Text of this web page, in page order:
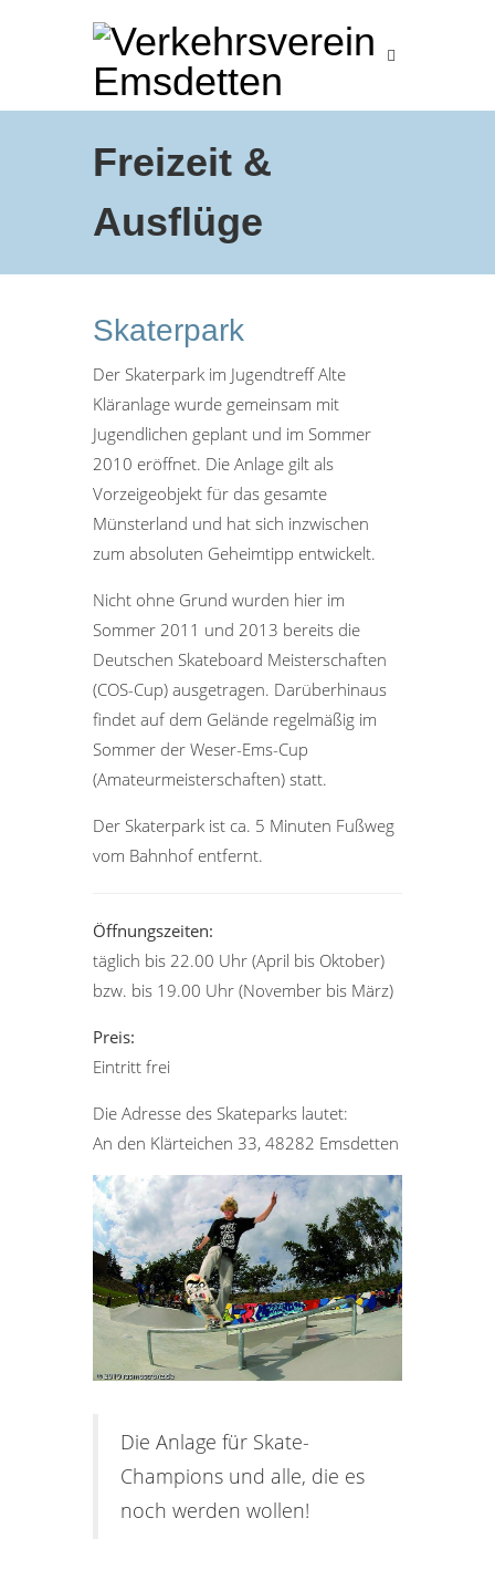
Freizeit &
Ausflüge
Skaterpark
Der Skaterpark im Jugendtreff Alte
Kläranlage wurde gemeinsam mit
Jugendlichen geplant und im Sommer
2010 eröffnet. Die Anlage gilt als
Vorzeigeobjekt für das gesamte
Münsterland und hat sich inzwischen
zum absoluten Geheimtipp entwickelt.
Nicht ohne Grund wurden hier im
Sommer 2011 und 2013 bereits die
Deutschen Skateboard Meisterschaften
(COS-Cup) ausgetragen. Darüberhinaus
findet auf dem Gelände regelmäßig im
Sommer der Weser-Ems-Cup
(Amateurmeisterschaften) statt.
Der Skaterpark ist ca. 5 Minuten Fußweg
vom Bahnhof entfernt.
Öffnungszeiten:
täglich bis 22.00 Uhr (April bis Oktober)
bzw. bis 19.00 Uhr (November bis März)
Preis:
Eintritt frei
Die Adresse des Skateparks lautet:
An den Klärteichen 33, 48282 Emsdetten
Die Anlage für Skate-
Champions und alle, die es
noch werden wollen!